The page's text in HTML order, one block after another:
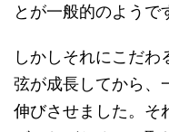
とが一般的のようで
しかしそれにこだ
弦が成長してから、
伸びさせました。そ